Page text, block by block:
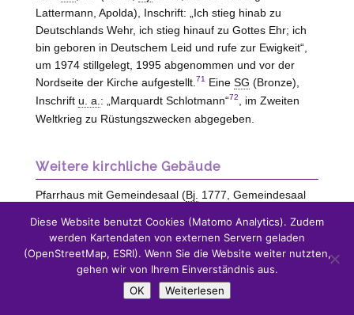
Lattermann, Apolda), Inschrift: „Ich stieg hinab zu
Deutschlands Wehr, ich stieg hinauf zu Gottes Ehr; ich
bin geboren in Deutschem Leid und rufe zur Ewigkeit“,
um 1974 stillgelegt, 1995 abgenommen und vor der
Nordseite der Kirche aufgestellt.71 Eine SG (Bronze),
Inschrift u. a.: „Marquardt Schlotmann“72, im Zweiten
Weltkrieg zu Rüstungszwecken abgegeben.
Weitere kirchliche Gebäude
Pfarrhaus mit Gemeindesaal (Bj. 1777, Gemeindesaal
Friedhof
Ehemaliger kirchlicher Friedhof rund um die Kirche.
Diese Website benutzt Cookies (Matomo Analytics). Zudem
werden Kartendaten von externen Servern geladen
(OpenStreetMap, ESRI). Wenn Sie die Website weiter nutzten,
gehen wir von Ihrem Einverständnis aus.
OK
Weiterlesen